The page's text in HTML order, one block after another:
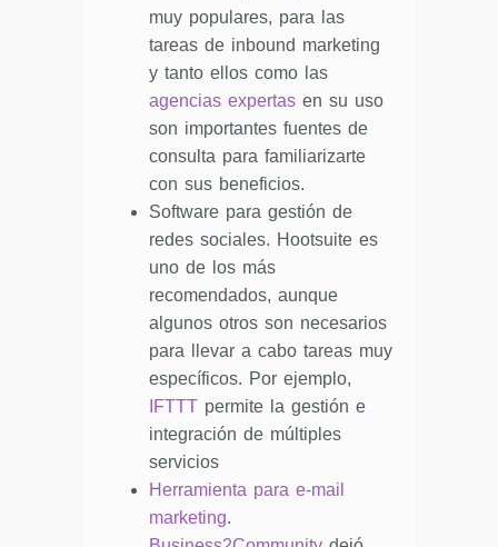
muy populares, para las
tareas de inbound marketing
y tanto ellos como las
agencias expertas en su uso
son importantes fuentes de
consulta para familiarizarte
con sus beneficios.
Software para gestión de
redes sociales. Hootsuite es
uno de los más
recomendados, aunque
algunos otros son necesarios
para llevar a cabo tareas muy
específicos. Por ejemplo,
IFTTT permite la gestión e
integración de múltiples
servicios
Herramienta para e-mail
marketing.